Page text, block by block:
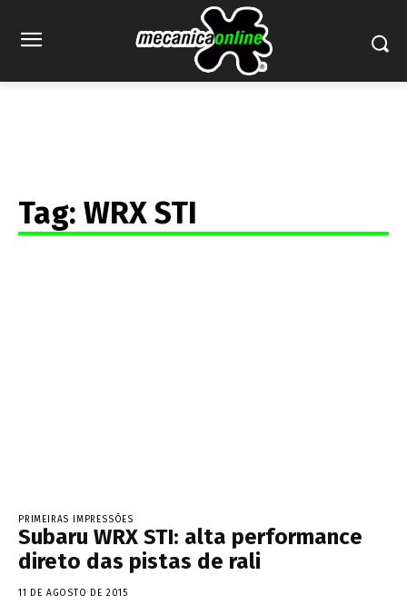
Tag: WRX STI
PRIMEIRAS IMPRESSÕES
Subaru WRX STI: alta performance
direto das pistas de rali
11 DE AGOSTO DE 2015